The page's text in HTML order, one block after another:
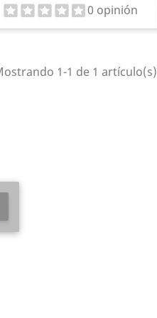
0 opinión
1-1 de 1 artículo(s)